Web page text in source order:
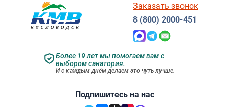
Подпишитесь на нас
Более 19 лет мы помогаем вам с
выбором санатория.
И с каждым днём делаем это чуть лучше.
Заказать звонок
8 (800) 2000-451